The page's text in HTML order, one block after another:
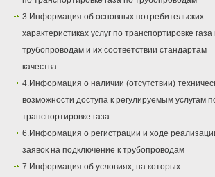
3.Информация об основных потребительских
характеристиках услуг по транспортировке газа
трубопроводам и их соответствии стандартам
качества
4.Информация о наличии (отсутствии)
возможности доступа к регулируемым услугам
транспортировке газа
6.Информация о регистрации и ходе
заявок на подключение к трубопроводам
7.Информация об условиях, на которых